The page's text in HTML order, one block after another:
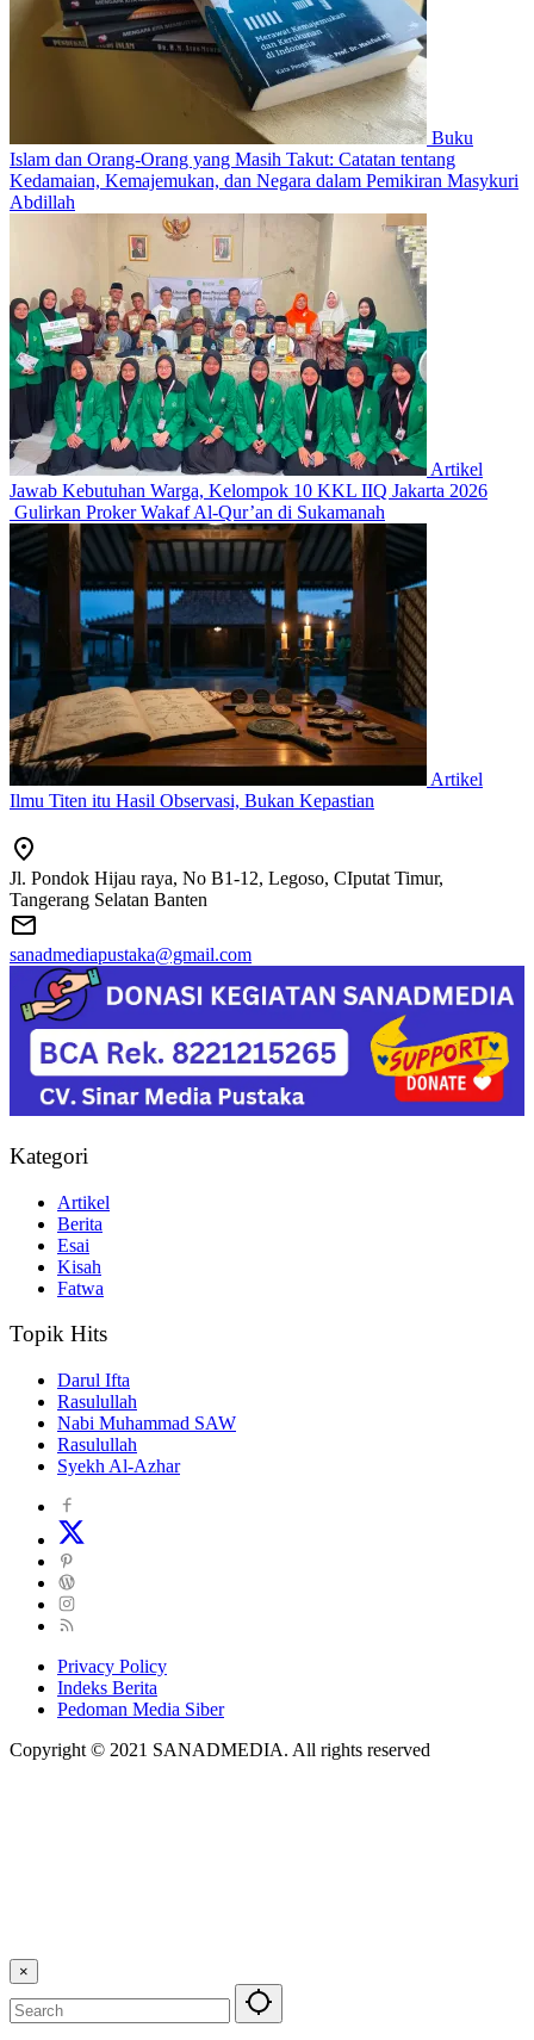
Buku
Islam dan Orang-Orang yang Masih Takut: Catatan tentang
Kedamaian, Kemajemukan, dan Negara dalam Pemikiran Masykuri
Abdillah
Artikel
Jawab Kebutuhan Warga, Kelompok 10 KKL IIQ Jakarta 2026
Gulirkan Proker Wakaf Al-Qur’an di Sukamanah
Artikel
Ilmu Titen itu Hasil Observasi, Bukan Kepastian
Jl. Pondok Hijau raya, No B1-12, Legoso, CIputat Timur,
Tangerang Selatan Banten
sanadmediapustaka@gmail.com
Kategori
Artikel
Berita
Esai
Kisah
Fatwa
Topik Hits
Darul Ifta
Rasulullah
Nabi Muhammad SAW
Rasulullah
Syekh Al-Azhar
Privacy Policy
Indeks Berita
Pedoman Media Siber
Copyright © 2021 SANADMEDIA. All rights reserved
×